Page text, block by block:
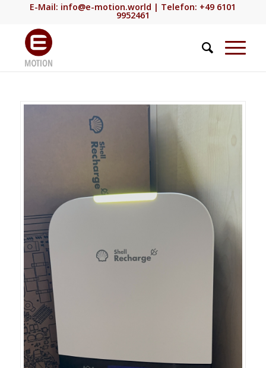
E-Mail: info@e-motion.world | Telefon: +49 6101
9952461